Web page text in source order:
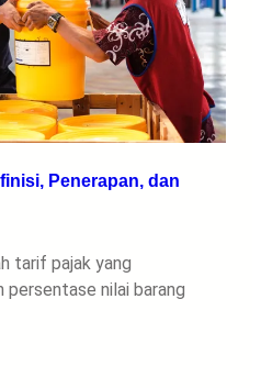
Penerapan, dan
tarif pajak yang
persentase nilai barang